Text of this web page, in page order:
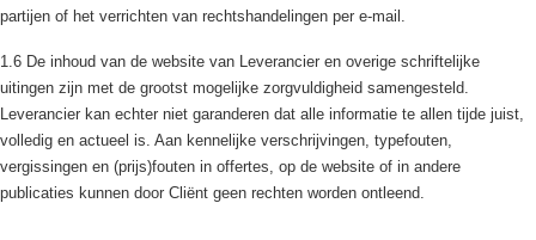
partijen of het verrichten van rechtshandelingen per e-mail.
1.6 De inhoud van de website van Leverancier en overige schriftelijke
uitingen zijn met de grootst mogelijke zorgvuldigheid samengesteld.
Leverancier kan echter niet garanderen dat alle informatie te allen tijde juist,
volledig en actueel is. Aan kennelijke verschrijvingen, typefouten,
vergissingen en (prijs)fouten in offertes, op de website of in andere
publicaties kunnen door Cliënt geen rechten worden ontleend.